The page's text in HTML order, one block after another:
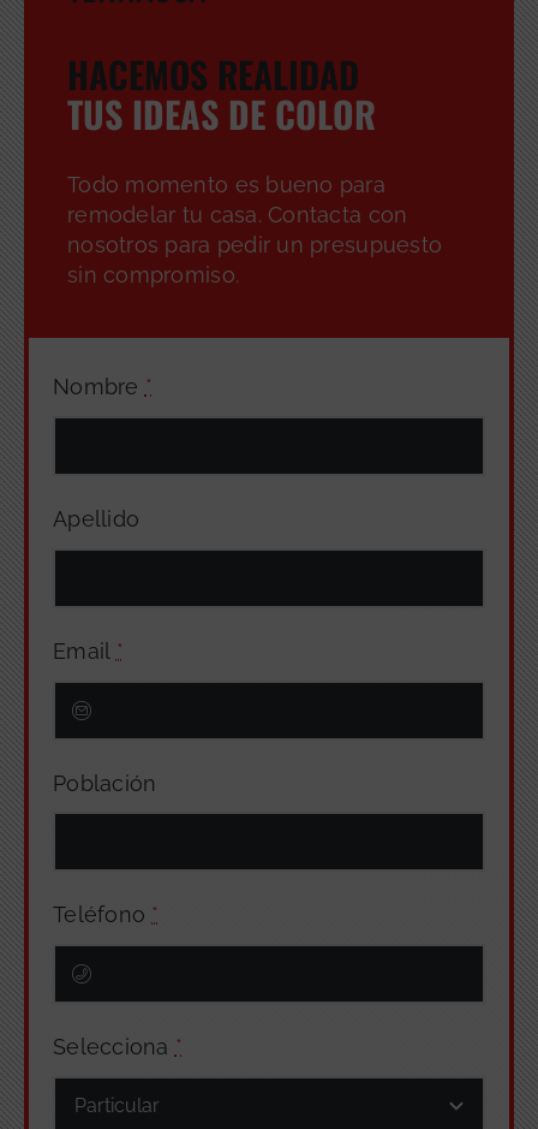
Nombre *
Apellido
Email *
Población
Teléfono *
Selecciona *
HACEMOS REALIDAD
TUS IDEAS DE COLOR
Todo momento es bueno para
remodelar tu casa. Contacta con
nosotros para pedir un presupuesto
sin compromiso.